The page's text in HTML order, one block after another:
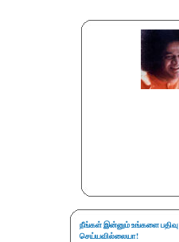
நீங்கள் இன்னும் உங்களை பதிவு
செய்யவில்லையா!